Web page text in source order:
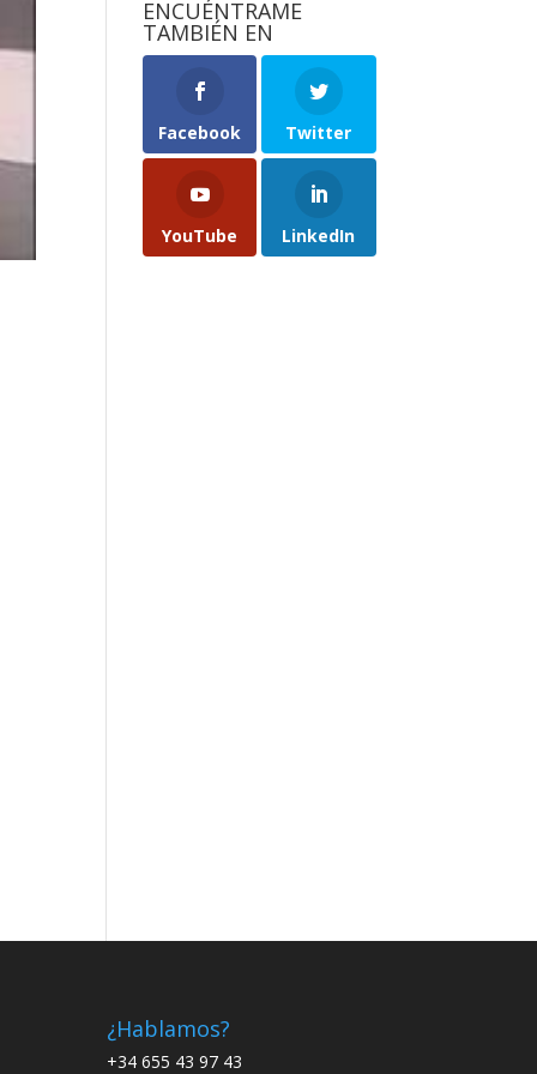
ENCUÉNTRAME
TAMBIÉN EN
Facebook Twitter
YouTube LinkedIn
¿Hablamos?
+34 655 43 97 43